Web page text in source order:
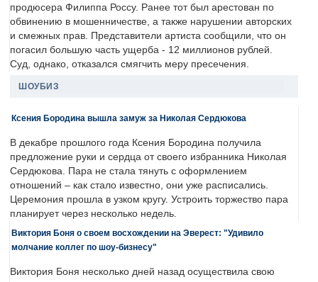
продюсера Филиппа Россу. Ранее тот был арестован по
обвинению в мошенничестве, а также нарушении авторских
и смежных прав. Представители артиста сообщили, что он
погасил большую часть ущерба - 12 миллионов рублей.
Суд, однако, отказался смягчить меру пресечения.
ШОУБИЗ
Ксения Бородина вышла замуж за Николая Сердюкова
В декабре прошлого года Ксения Бородина получила
предложение руки и сердца от своего избранника Николая
Сердюкова. Пара не стала тянуть с оформлением
отношений – как стало известно, они уже расписались.
Церемония прошла в узком кругу. Устроить торжество пара
планирует через несколько недель.
Виктория Боня о своем восхождении на Эверест: "Удивило
молчание коллег по шоу-бизнесу"
Виктория Боня несколько дней назад осуществила свою